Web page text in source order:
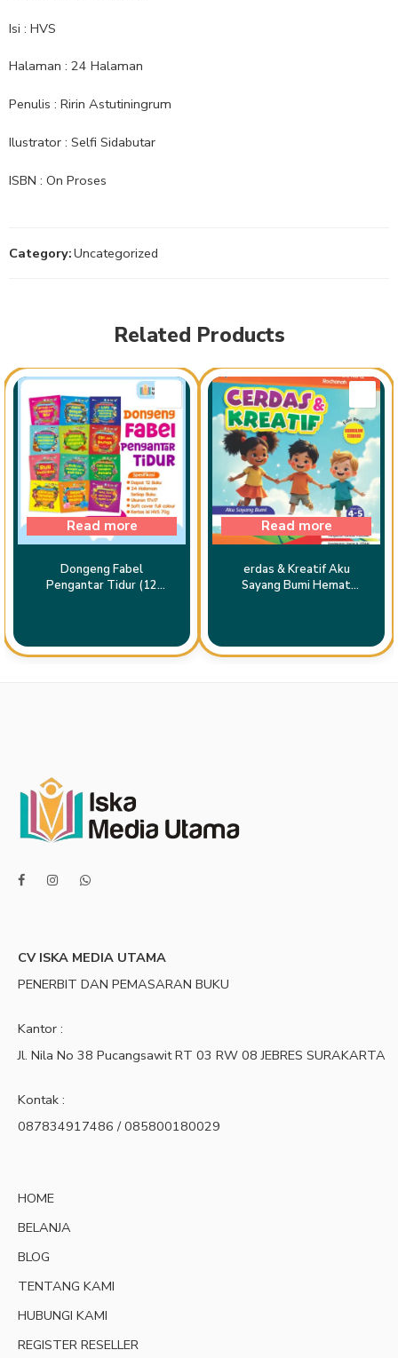
Isi : HVS
Halaman : 24 Halaman
Penulis : Ririn Astutiningrum
Ilustrator : Selfi Sidabutar
ISBN : On Proses
Category:Uncategorized
Related Products
Read more
Dongeng Fabel
Pengantar Tidur (12
Read more
erdas & Kreatif Aku
Sayang Bumi Hemat
CV ISKA MEDIA UTAMA
PENERBIT DAN PEMASARAN BUKU
Kantor :
Jl. Nila No 38 Pucangsawit RT 03 RW 08 JEBRES SURAKARTA
Kontak :
087834917486 / 085800180029
HOME
BELANJA
BLOG
TENTANG KAMI
HUBUNGI KAMI
REGISTER RESELLER